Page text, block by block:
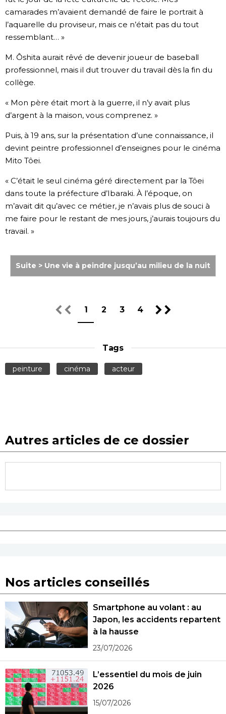
camarades m’avaient demandé de faire le portrait à
l’aquarelle du proviseur, mais ce n’était pas du tout
ressemblant… »
M. Ôshita aurait rêvé de devenir joueur de baseball
professionnel, mais il dut trouver du travail dès la fin du
collège.
« Mon père était mort à la guerre, il n’y avait plus
d’argent à la maison, vous comprenez. »
Puis, à 19 ans, sur la présentation d’une connaissance, il
devint peintre professionnel d’enseignes pour le cinéma
Mito Tôei.
« C’était le seul cinéma géré directement par la Tôei
dans toute la préfecture d’Ibaraki. À l’époque, on
m’avait dit qu’avec ce métier, je n’avais plus de souci à
me faire pour le restant de mes jours, j’aurais toujours du
travail. »
Suite > Une vie à peindre jusqu’au milieu de la nuit
1 2 3 4
Tags
peinture cinéma acteur
Autres articles de ce dossier
Nos articles conseillés
Smartphone au volant : au
Japon, les accidents repartent
à la hausse
23/07/2026
L’essentiel du mois de juin
2026
15/07/2026